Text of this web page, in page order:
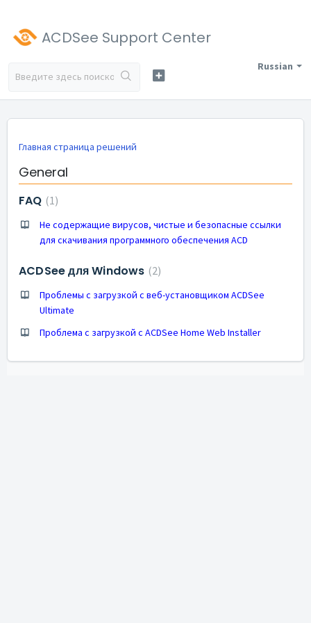
ACDSee Support Center
Russian
Главная страница решений
General
FAQ 1
Не содержащие вирусов, чистые и безопасные ссылки
для скачивания программного обеспечения ACD
ACDSee для Windows 2
Проблемы с загрузкой с веб-установщиком ACDSee
Ultimate
Проблема с загрузкой с ACDSee Home Web Installer